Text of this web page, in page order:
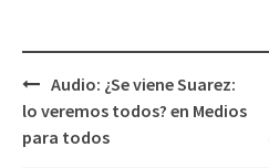
Navegación
de
entradas
Audio: ​¿Se viene Suarez:
lo veremos todos?​ en Medios
para todos